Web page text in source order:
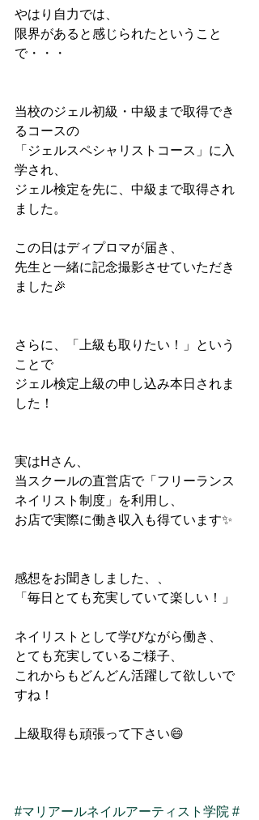
やはり自力では、
限界があると感じられたということ
で・・・
当校のジェル初級・中級まで取得でき
るコースの
「ジェルスペシャリストコース」に入
学され、
ジェル検定を先に、中級まで取得され
ました。
この日はディプロマが届き、
先生と一緒に記念撮影させていただき
ました🎉
さらに、「上級も取りたい！」という
ことで
ジェル検定上級の申し込み本日されま
した！
実はHさん、
当スクールの直営店で「フリーランス
ネイリスト制度」を利用し、
お店で実際に働き収入も得ています✨
感想をお聞きしました、、
「毎日とても充実していて楽しい！」
ネイリストとして学びながら働き、
とても充実しているご様子、
これからもどんどん活躍して欲しいで
すね！
上級取得も頑張って下さい😄
#マリアールネイルアーティスト学院 #